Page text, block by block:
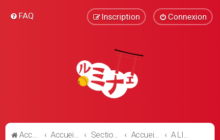
FAQ Connexion
Inscription
Accueil Accueil du forum Section communautaire Accueil du forum A LIRE - Tout pour vous inscrire !